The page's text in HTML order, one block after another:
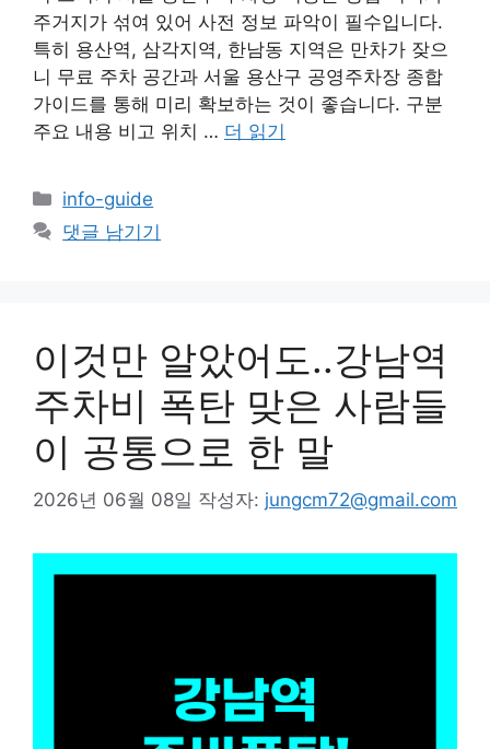
주거지가 섞여 있어 사전 정보 파악이 필수입니다.
특히 용산역, 삼각지역, 한남동 지역은 만차가 잦으
니 무료 주차 공간과 서울 용산구 공영주차장 종합
가이드를 통해 미리 확보하는 것이 좋습니다. 구분
주요 내용 비고 위치 … 더 읽기
카
테
info-guide
댓글 남기기
이것만 알았어도..강남역
주차비 폭탄 맞은 사람들
이 공통으로 한 말
2026년 06월 08일 작성자: jungcm72@gmail.com